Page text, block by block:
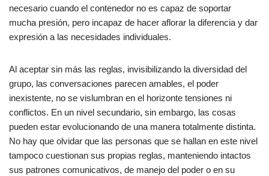
necesario cuando el contenedor no es capaz de soportar
mucha presión, pero incapaz de hacer aflorar la diferencia y dar
expresión a las necesidades individuales.
Al aceptar sin más las reglas, invisibilizando la diversidad del
grupo, las conversaciones parecen amables, el poder
inexistente, no se vislumbran en el horizonte tensiones ni
conflictos. En un nivel secundario, sin embargo, las cosas
pueden estar evolucionando de una manera totalmente distinta.
No hay que olvidar que las personas que se hallan en este nivel
tampoco cuestionan sus propias reglas, manteniendo intactos
sus patrones comunicativos, de manejo del poder o en su